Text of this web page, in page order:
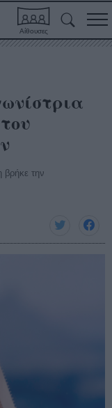
Αίθουσες
βρήκε την